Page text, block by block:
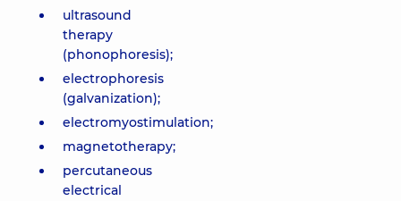
ultrasound
therapy
(phonophoresis);
electrophoresis
(galvanization);
electromyostimulation;
magnetotherapy;
percutaneous
electrical